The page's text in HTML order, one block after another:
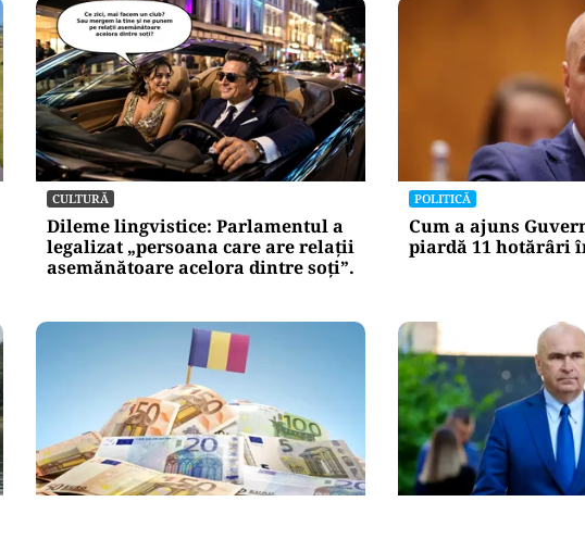
CULTURĂ
Dileme lingvistice: Parlamentul a
legalizat „persoana care are relații
asemănătoare acelora dintre soți”.
POLITICĂ
Cum a ajuns
piardă 11 hotărâri